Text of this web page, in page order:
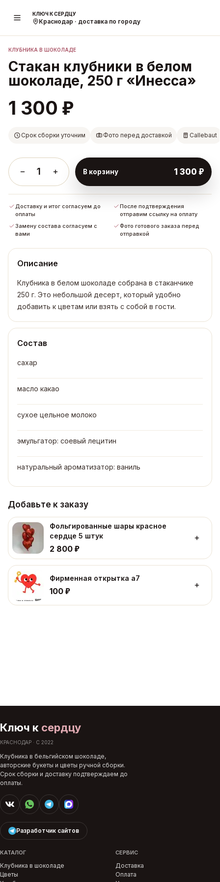
КЛЮЧ К СЕРДЦУ
Краснодар · доставка по городу
КЛУБНИКА В ШОКОЛАДЕ
Стакан клубники в белом
шоколаде, 250 г «Инесса»
1 300 ₽
Срок сборки уточним Фото перед доставкой Callebaut
1 В корзину 1 300 ₽
Доставку и итог согласуем до
оплаты
После подтверждения
отправим ссылку на оплату
Замену состава согласуем с
вами
Фото готового заказа перед
отправкой
Описание
Клубника в белом шоколаде собрана в стаканчике
250 г. Это небольшой десерт, который удобно
добавить к цветам или взять с собой в гости.
Состав
сахар
масло какао
сухое цельное молоко
эмульгатор: соевый лецитин
натуральный ароматизатор: ваниль
Добавьте к заказу
Фольгированные шары красное
сердце 5 штук
2 800 ₽
Фирменная открытка а7
100 ₽
Ключ к сердцу
КРАСНОДАР · С 2022
Клубника в бельгийском шоколаде,
авторские букеты и цветы ручной сборки.
Срок сборки и доставку подтверждаем до
оплаты.
Разработчик сайтов
КАТАЛОГ
Клубника в шоколаде
Цветы
СЕРВИС
Доставка
Оплата